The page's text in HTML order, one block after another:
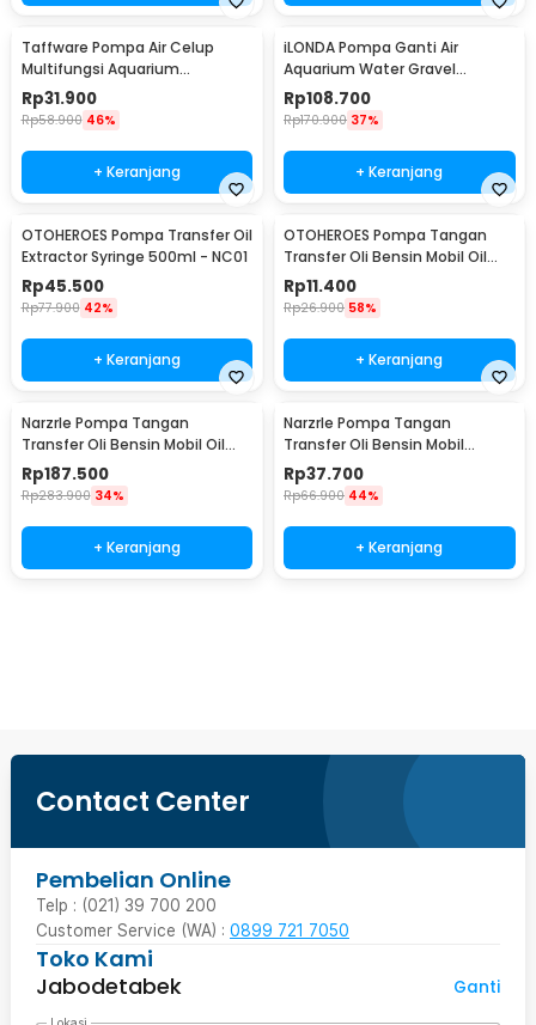
Taffware Pompa Air Celup
Multifungsi Aquarium
Submersible Pump 9V 3W -
1020
Rp31.900
Rp58.900 46%
+ Keranjang
iLONDA Pompa Ganti Air
Aquarium Water Gravel
Cleaner Pump 520L/H - L68
Rp108.700
Rp170.900 37%
+ Keranjang
OTOHEROES Pompa Transfer Oil
Extractor Syringe 500ml - NC01
Rp45.500
Rp77.900 42%
+ Keranjang
OTOHEROES Pompa Tangan
Transfer Oli Bensin Mobil Oil
Extractor with Selang 1M - NC02
Rp11.400
Rp26.900 58%
+ Keranjang
NarzrIe Pompa Tangan
Transfer Oli Bensin Mobil Oil
Extractor 1.5L - NC03
Rp187.500
Rp283.900 34%
+ Keranjang
NarzrIe Pompa Tangan
Transfer Oli Bensin Mobil
Extractor 200ml - NC25
Rp37.700
Rp66.900 44%
+ Keranjang
Contact Center
Pembelian Online
Telp : (021) 39 700 200
Customer Service (WA) : 0899 721 7050
Toko Kami
Jabodetabek
Ganti